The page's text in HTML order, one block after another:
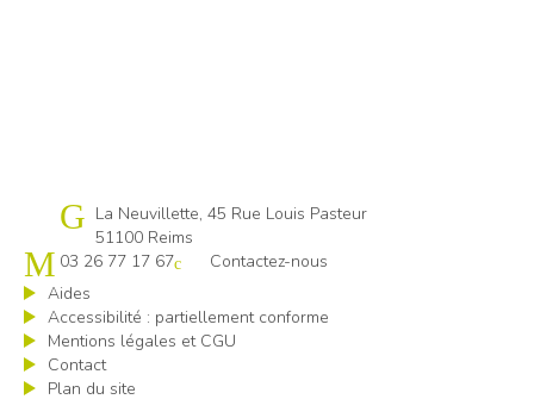
Cap emploi 51
La Neuvillette, 45 Rue Louis Pasteur
51100 Reims
03 26 77 17 67
Contactez-nous
Aides
Accessibilité : partiellement conforme
Mentions légales et CGU
Contact
Plan du site